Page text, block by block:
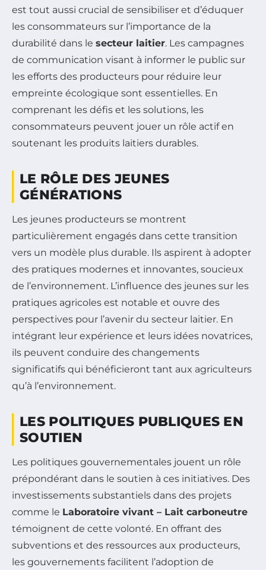
est tout aussi crucial de sensibiliser et d’éduquer
les consommateurs sur l’importance de la
durabilité dans le secteur laitier. Les campagnes
de communication visant à informer le public sur
les efforts des producteurs pour réduire leur
empreinte écologique sont essentielles. En
comprenant les défis et les solutions, les
consommateurs peuvent jouer un rôle actif en
soutenant les produits laitiers durables.
LE RÔLE DES JEUNES
GÉNÉRATIONS
Les jeunes producteurs se montrent
particulièrement engagés dans cette transition
vers un modèle plus durable. Ils aspirent à adopter
des pratiques modernes et innovantes, soucieux
de l’environnement. L’influence des jeunes sur les
pratiques agricoles est notable et ouvre des
perspectives pour l’avenir du secteur laitier. En
intégrant leur expérience et leurs idées novatrices,
ils peuvent conduire des changements
significatifs qui bénéficieront tant aux agriculteurs
qu’à l’environnement.
LES POLITIQUES PUBLIQUES EN
SOUTIEN
Les politiques gouvernementales jouent un rôle
prépondérant dans le soutien à ces initiatives. Des
investissements substantiels dans des projets
comme le Laboratoire vivant – Lait carboneutre
témoignent de cette volonté. En offrant des
subventions et des ressources aux producteurs,
les gouvernements facilitent l’adoption de